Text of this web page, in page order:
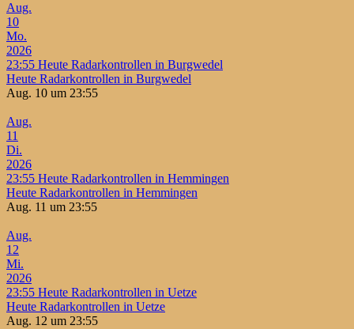
Aug.
10
Mo.
2026
23:55 Heute Radarkontrollen in Burgwedel
Heute Radarkontrollen in Burgwedel
Aug. 10 um 23:55
Aug.
11
Di.
2026
23:55 Heute Radarkontrollen in Hemmingen
Heute Radarkontrollen in Hemmingen
Aug. 11 um 23:55
Aug.
12
Mi.
2026
23:55 Heute Radarkontrollen in Uetze
Heute Radarkontrollen in Uetze
Aug. 12 um 23:55